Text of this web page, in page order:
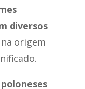
diversos
origem